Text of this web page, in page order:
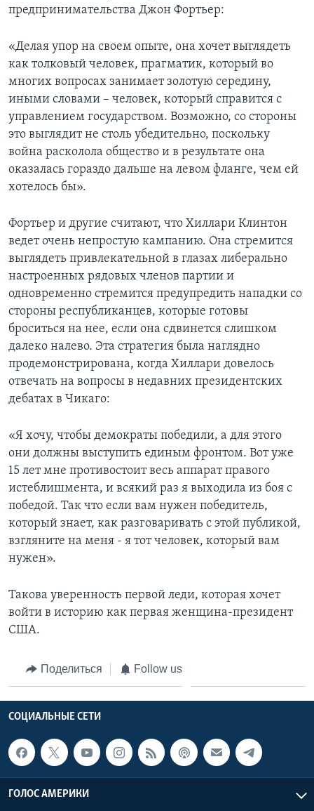
предпринимательства Джон Фортьер:
«Делая упор на своем опыте, она хочет выглядеть
как толковый человек, прагматик, который во
многих вопросах занимает золотую середину,
иными словами – человек, который справится с
управлением государством. Возможно, со стороны
это выглядит не столь убедительно, поскольку
война расколола общество и в результате она
оказалась гораздо дальше на левом фланге, чем ей
хотелось бы».
Фортьер и другие считают, что Хиллари Клинтон
ведет очень непростую кампанию. Она стремится
выглядеть привлекательной в глазах либерально
настроенных рядовых членов партии и
одновременно стремится предупредить нападки со
стороны республиканцев, которые готовы
броситься на нее, если она сдвинется слишком
далеко налево. Эта стратегия была наглядно
продемонстрирована, когда Хиллари довелось
отвечать на вопросы в недавних президентских
дебатах в Чикаго:
«Я хочу, чтобы демократы победили, а для этого
они должны выступить единым фронтом. Вот уже
15 лет мне противостоит весь аппарат правого
истеблишмента, и всякий раз я выходила из боя с
победой. Так что если вам нужен победитель,
который знает, как разговаривать с этой публикой,
взгляните на меня - я тот человек, который вам
нужен».
Такова уверенность первой леди, которая хочет
войти в историю как первая женщина-президент
США.
Поделиться Follow us
СОЦИАЛЬНЫЕ СЕТИ
ГОЛОС АМЕРИКИ